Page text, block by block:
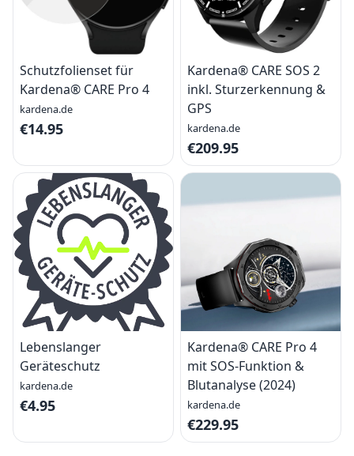
Schutzfolienset für
Kardena® CARE Pro 4
kardena.de
€14.95
Kardena® CARE SOS 2
inkl. Sturzerkennung &
GPS
kardena.de
€209.95
Lebenslanger
Geräteschutz
kardena.de
€4.95
Kardena® CARE Pro 4
mit SOS-Funktion &
Blutanalyse (2024)
kardena.de
€229.95